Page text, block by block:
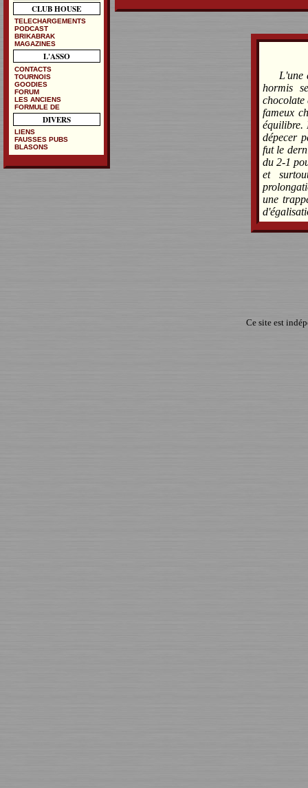
L'une
hormis
chocolate
fameux
équilibre.
dépecer
fut le
du 2-1
et
une
Ce site est
CLUB HOUSE
TELECHARGEMENTS
PODCAST
BRIKABRAK
MAGAZINES
L'ASSO
CONTACTS
TOURNOIS
GOODIES
FORUM
LES ANCIENS
FORMULE DE
DIVERS
LIENS
FAUSSES PUBS
BLASONS